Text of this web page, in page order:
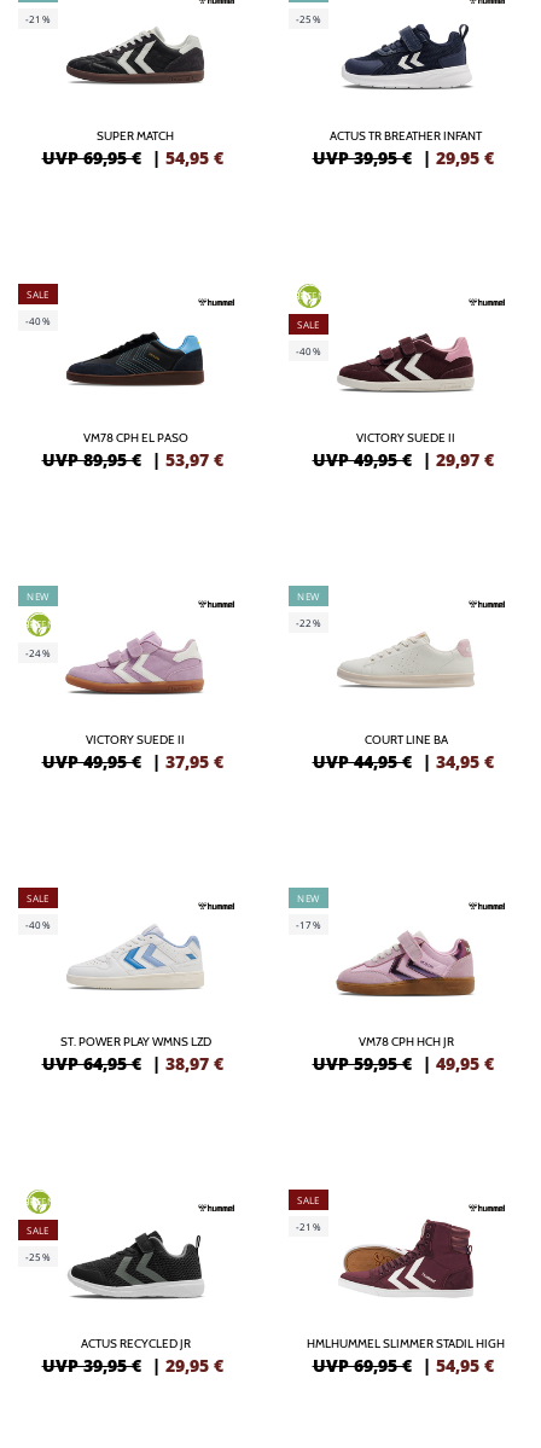
-21%
SUPER MATCH
UVP 69,95 € | 54,95 €
-25%
ACTUS TR BREATHER INFANT
UVP 39,95 € | 29,95 €
SALE
-40%
VM78 CPH EL PASO
UVP 89,95 € | 53,97 €
GREEN
SALE
-40%
VICTORY SUEDE II
UVP 49,95 € | 29,97 €
NEW
GREEN
-24%
VICTORY SUEDE II
UVP 49,95 € | 37,95 €
NEW
-22%
COURT LINE BA
UVP 44,95 € | 34,95 €
SALE
-40%
ST. POWER PLAY WMNS LZD
UVP 64,95 € | 38,97 €
NEW
-17%
VM78 CPH HCH JR
UVP 59,95 € | 49,95 €
GREEN
SALE
-25%
ACTUS RECYCLED JR
UVP 39,95 € | 29,95 €
SALE
-21%
HMLHUMMEL SLIMMER STADIL HIGH
UVP 69,95 € | 54,95 €